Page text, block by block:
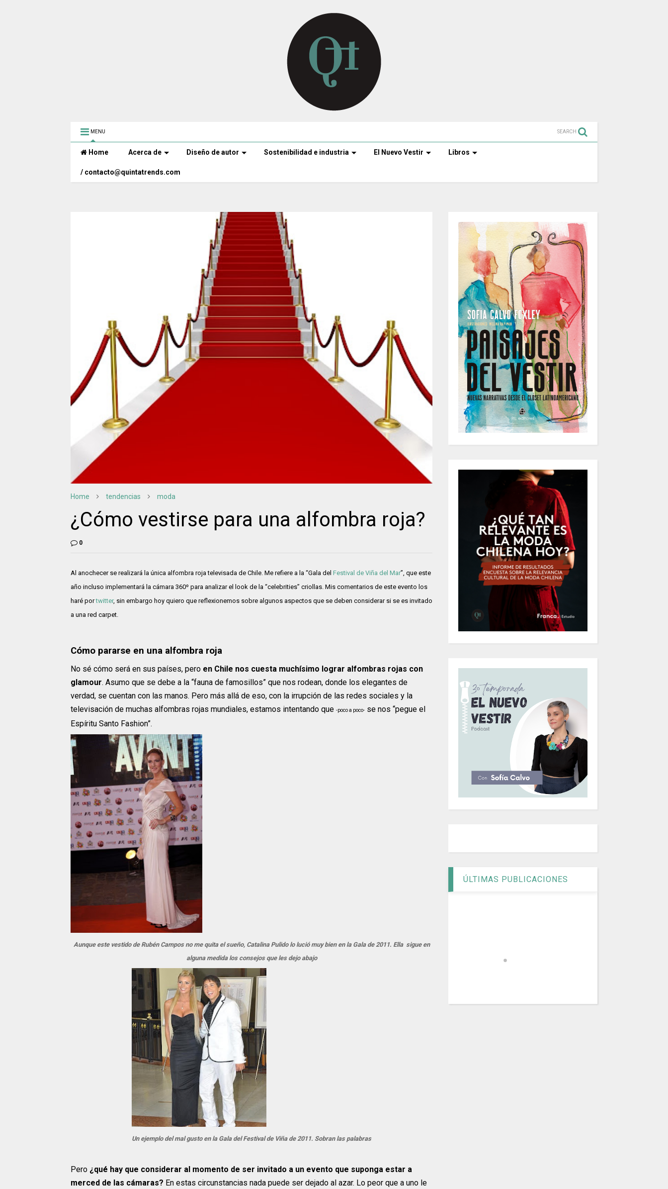
MENU SEARCH
Home Acerca de Diseño de autor Sostenibilidad e industria El Nuevo Vestir Libros
/ contacto@quintatrends.com
Home tendencias moda
¿Cómo vestirse para una alfombra roja?
0
Al anochecer se realizará la única alfombra roja televisada de Chile. Me refiere a la “Gala del Festival de Viña del Mar”, que este
año incluso implementará la cámara 360º para analizar el look de la “celebrities” criollas. Mis comentarios de este evento los
haré portwitter, sin embargo hoy quiero que reflexionemos sobre algunos aspectos que se deben considerar si se es invitado
a una red carpet.
Cómo pararse en una alfombra roja
No sé cómo será en sus países, pero en Chile nos cuesta muchísimo lograr alfombras rojas con
glamour. Asumo que se debe a la “fauna de famosillos” que nos rodean, donde los elegantes de
verdad, se cuentan con las manos. Pero más allá de eso, con la irrupción de las redes sociales y la
televisación de muchas alfombras rojas mundiales, estamos intentando que -poco a poco- se nos “pegue el
Espíritu Santo Fashion”.
Aunque este vestido de Rubén Campos no me quita el sueño, Catalina Pulido lo lució muy bien en la Gala de 2011. Ella sigue en
alguna medida los consejos que les dejo abajo
Un ejemplo del mal gusto en la Gala del Festival de Viña de 2011. Sobran las palabras
Pero ¿qué hay que considerar al momento de ser invitado a un evento que suponga estar a
merced de las cámaras? En estas circunstancias nada puede ser dejado al azar. Lo peor que a uno le
ÚLTIMAS PUBLICACIONES